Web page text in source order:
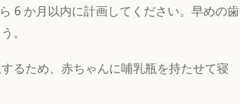
6 か月以内に計画してください。早めの歯
。
るため、赤ちゃんに哺乳瓶を持たせて寝